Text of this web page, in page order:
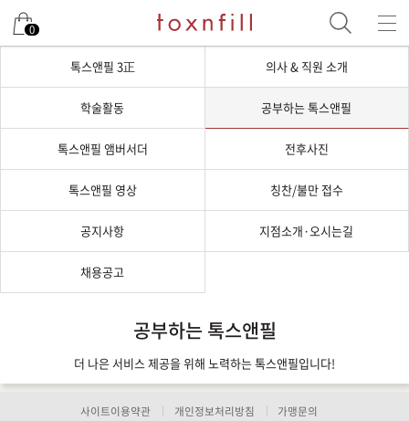
0
톡스앤필 3正 의사 & 직원 소개
학술활동 공부하는 톡스앤필
톡스앤필 앰버서더 전후사진
톡스앤필 영상 칭찬/불만 접수
공지사항 지점소개·오시는길
채용공고
공부하는 톡스앤필
더 나은 서비스 제공을 위해 노력하는 톡스앤필입니다!
사이트이용약관 개인정보처리방침 가맹문의